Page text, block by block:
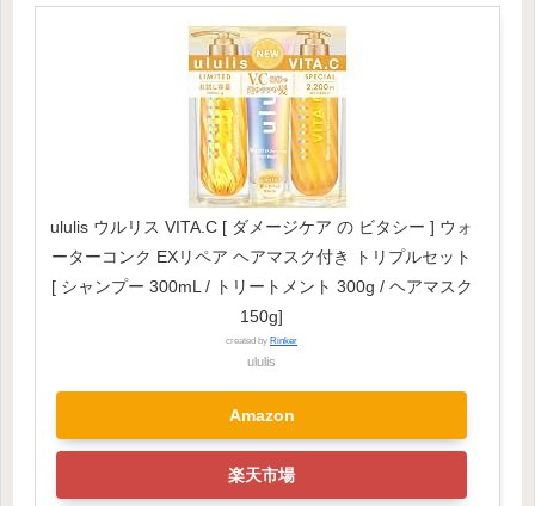
ululis ウルリス VITA.C [ ダメージケア の ビタシー ] ウォ
ーターコンク EXリペア ヘアマスク付き トリプルセット
[ シャンプー 300mL / トリートメント 300g / ヘアマスク
150g]
created by Rinker
ululis
Amazon
楽天市場